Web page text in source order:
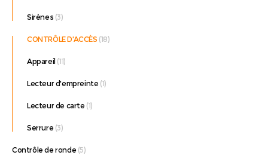
Sirènes (3)
CONTRÔLE D'ACCÈS (18)
Appareil (11)
Lecteur d'empreinte (1)
Lecteur de carte (1)
Serrure (3)
Contrôle de ronde (5)